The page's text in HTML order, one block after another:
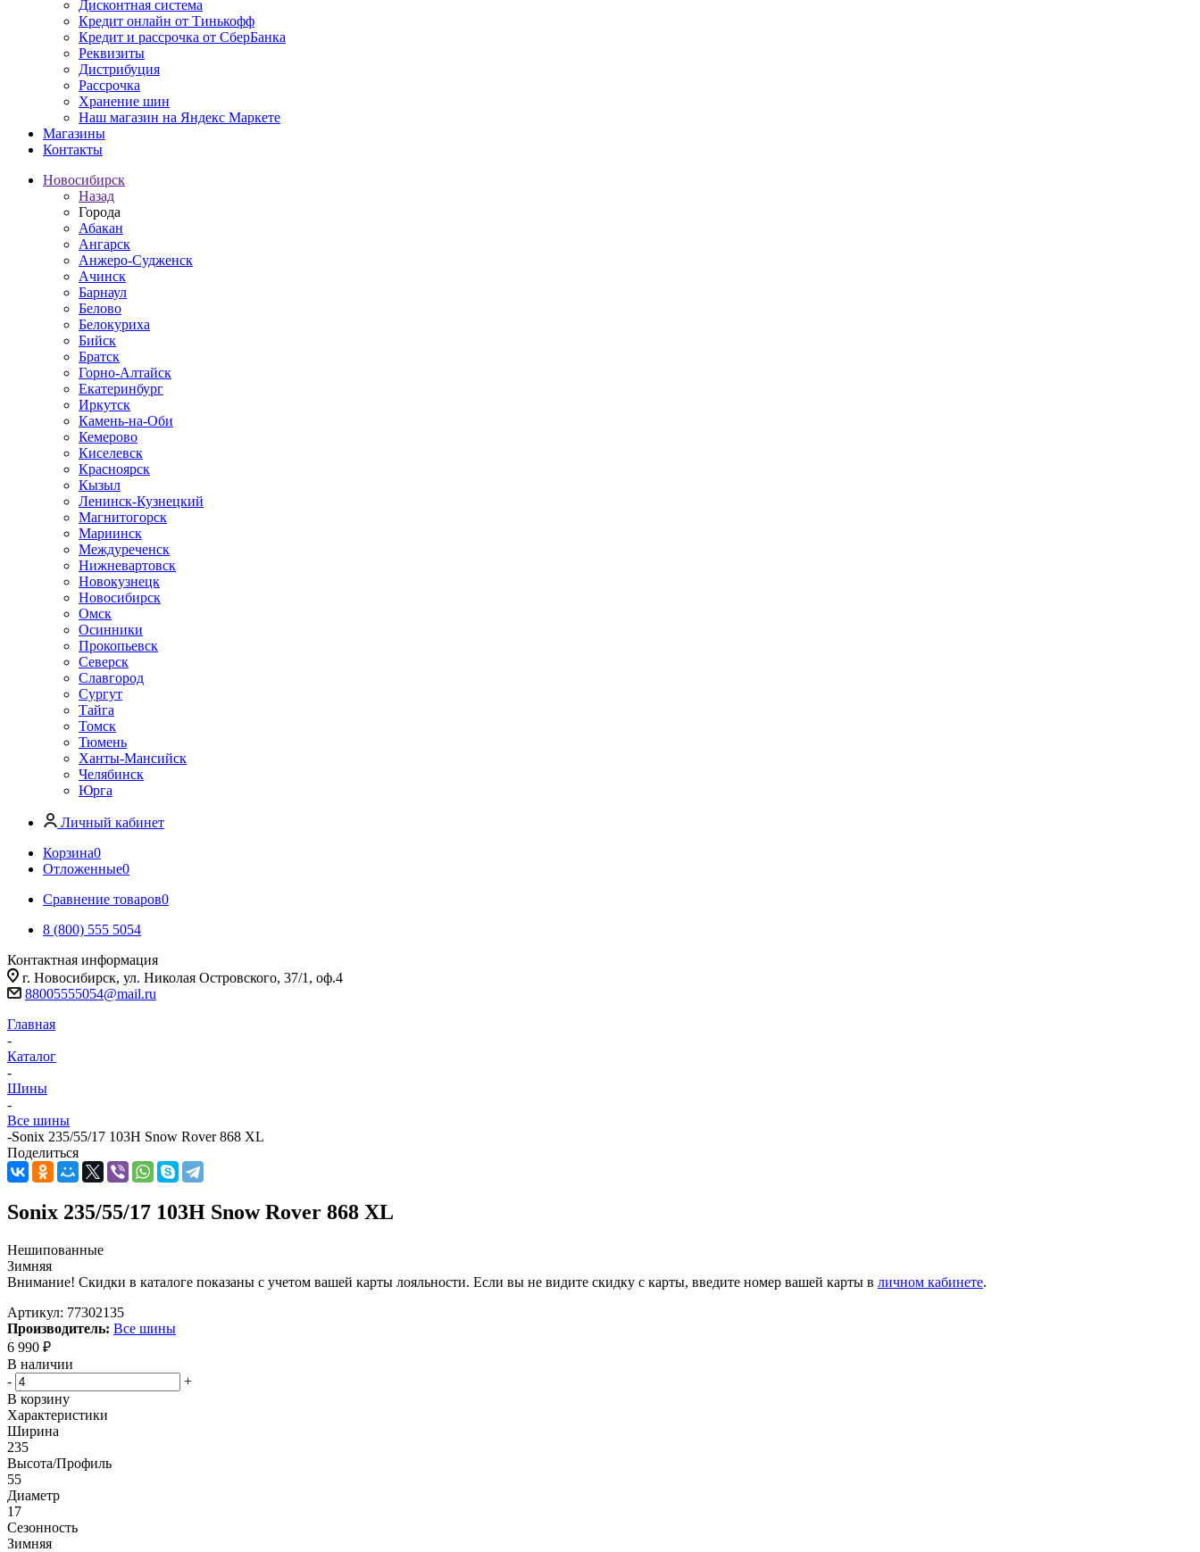
Дисконтная система
Кредит онлайн от Тинькофф
Кредит и рассрочка от СберБанка
Реквизиты
Дистрибуция
Рассрочка
Хранение шин
Наш магазин на Яндекс Маркете
Магазины
Контакты
Новосибирск
Назад
Города
Абакан
Ангарск
Анжеро-Судженск
Ачинск
Барнаул
Белово
Белокуриха
Бийск
Братск
Горно-Алтайск
Екатеринбург
Иркутск
Камень-на-Оби
Кемерово
Киселевск
Красноярск
Кызыл
Ленинск-Кузнецкий
Магнитогорск
Мариинск
Междуреченск
Нижневартовск
Новокузнецк
Новосибирск
Омск
Осинники
Прокопьевск
Северск
Славгород
Сургут
Тайга
Томск
Тюмень
Ханты-Мансийск
Челябинск
Юрга
Личный кабинет
Корзина0
Отложенные0
Сравнение товаров0
8 (800) 555 5054
Контактная информация
г. Новосибирск, ул. Николая Островского, 37/1, оф.4
88005555054@mail.ru
Главная
-
Каталог
-
Шины
-
Все шины
-Sonix 235/55/17 103H Snow Rover 868 XL
Поделиться
Sonix 235/55/17 103H Snow Rover 868 XL
Нешипованные
Зимняя
Внимание! Скидки в каталоге показаны с учетом вашей карты лояльности. Если вы не видите скидку с карты, введите номер вашей карты в личном кабинете.
Артикул: 77302135
Производитель: Все шины
6 990 ₽
В наличии
-
+
В корзину
Характеристики
Ширина
235
Высота/Профиль
55
Диаметр
17
Сезонность
Зимняя